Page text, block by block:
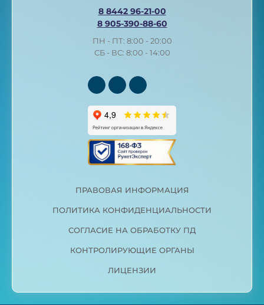
ПРАВОВАЯ ИНФОРМАЦИЯ
ПОЛИТИКА КОНФИДЕНЦИАЛЬНОСТИ
СОГЛАСИЕ НА ОБРАБОТКУ ПД
КОНТРОЛИРУЮЩИЕ ОРГАНЫ
ЛИЦЕНЗИИ
8 8442 96-21-00
8 905-390-88-60
ПН - ПТ: 8:00 - 20:00
СБ - ВС: 8:00 - 14:00